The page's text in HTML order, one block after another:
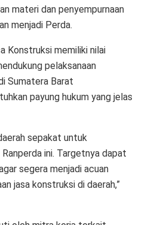
materi dan penyempurnaan
menjadi Perda.
Konstruksi memiliki nilai
pelaksanaan
Sumatera Barat
payung hukum yang jelas
sepakat untuk
ini. Targetnya dapat
segera menjadi acuan
jasa konstruksi di daerah,”